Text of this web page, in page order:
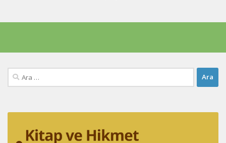
Arama: